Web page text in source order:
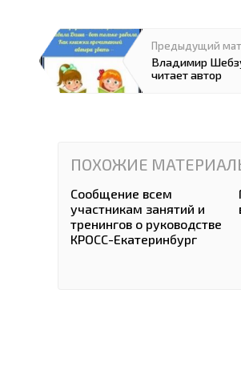
Предыдущий
Владимир
читает автор
ПОХОЖИЕ
Сообщение всем
участникам занятий и
тренингов о руководстве
КРОСС-Екатеринбург